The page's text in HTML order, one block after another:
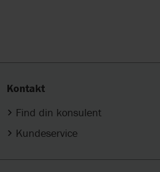
Kontakt
Find din konsulent
Kundeservice